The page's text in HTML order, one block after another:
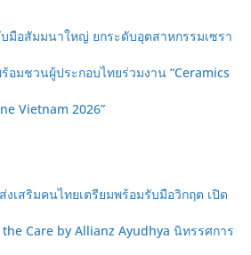
มือสัมมนาใหญ่ ยกระดับอุตสาหกรรมเซรา
อมชวนผู้ประกอบไทยร่วมงาน “Ceramics
Vietnam 2026”
เสริมคนไทยเตรียมพร้อมรับมือวิกฤต เปิด
Care by Allianz Ayudhya นิทรรศการ